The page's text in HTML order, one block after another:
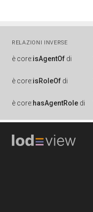
RELAZIONI INVERSE
è core:isAgentOf di
è core:isRoleOf di
è core:hasAgentRole di